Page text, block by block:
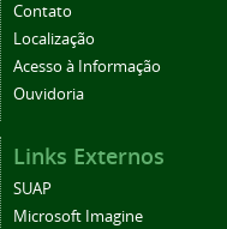
Contato
Localização
Acesso à Informação
Ouvidoria
Links Externos
SUAP
Microsoft Imagine